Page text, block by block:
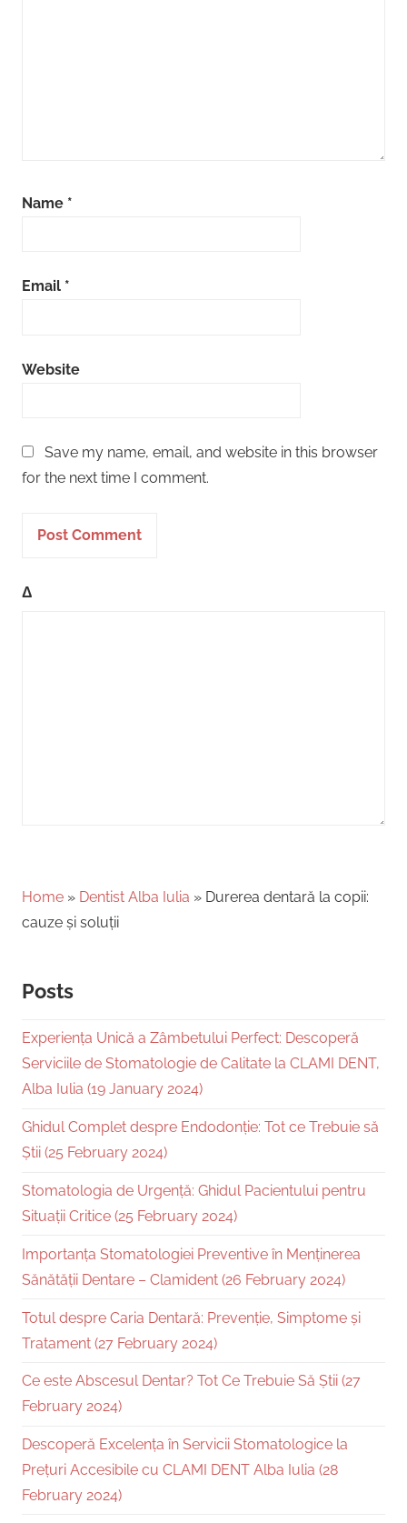
Name *
Email *
Website
Save my name, email, and website in this browser
for the next time I comment.
Δ
Home » Dentist Alba Iulia » Durerea dentară la copii:
cauze și soluții
Posts
Experiența Unică a Zâmbetului Perfect: Descoperă
Serviciile de Stomatologie de Calitate la CLAMI DENT,
Alba Iulia (19 January 2024)
Ghidul Complet despre Endodonție: Tot ce Trebuie să
Știi (25 February 2024)
Stomatologia de Urgență: Ghidul Pacientului pentru
Situații Critice (25 February 2024)
Importanța Stomatologiei Preventive în Menținerea
Sănătății Dentare – Clamident (26 February 2024)
Totul despre Caria Dentară: Prevenție, Simptome și
Tratament (27 February 2024)
Ce este Abscesul Dentar? Tot Ce Trebuie Să Știi (27
February 2024)
Descoperă Excelența în Servicii Stomatologice la
Prețuri Accesibile cu CLAMI DENT Alba Iulia (28
February 2024)